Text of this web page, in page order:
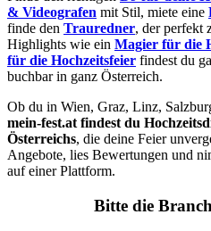
& Videografen mit Stil, miete eine
finde den Trauredner, der perfekt
Highlights wie ein Magier für die
für die Hochzeitsfeier findest du
buchbar in ganz Österreich.
Ob du in Wien, Graz, Linz,
mein-fest.at findest du
Österreichs, die deine Feier
Angebote, lies Bewertungen und
auf einer Plattform.
Bitte die